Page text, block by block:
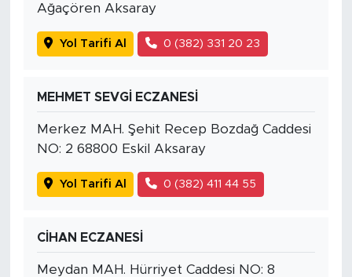
Ağaçören Aksaray
Yol Tarifi Al 0 (382) 331 20 23
MEHMET SEVGİ ECZANESİ
Merkez MAH. Şehit Recep Bozdağ Caddesi
NO: 2 68800 Eskil Aksaray
Yol Tarifi Al 0 (382) 411 44 55
CİHAN ECZANESİ
Meydan MAH. Hürriyet Caddesi NO: 8